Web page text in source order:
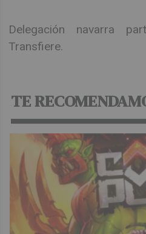
Delegación navarra
Transfiere.
TE